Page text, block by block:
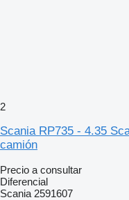
2
Scania RP735 - 4.35
camión
Precio a consultar
Diferencial
Scania 2591607